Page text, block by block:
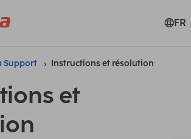
FR
Support Instructions et résolution
et